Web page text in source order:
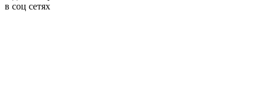
в соц сетях